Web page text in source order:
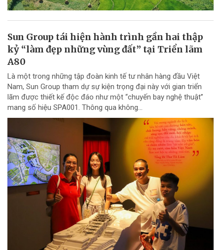
Sun Group tái hiện hành trình gần hai thập
kỷ “làm đẹp những vùng đất” tại Triển lãm
A80
Là một trong những tập đoàn kinh tế tư nhân hàng đầu Việt
Nam, Sun Group tham dự sự kiện trọng đại này với gian triển
lãm được thiết kế độc đáo như một “chuyến bay nghệ thuật”
mang số hiệu SPA001. Thông qua không...